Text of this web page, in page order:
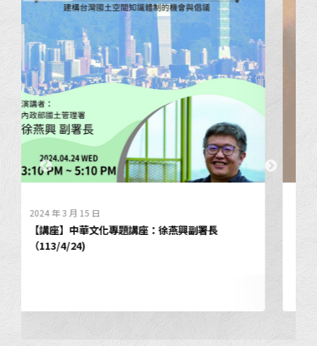
2024 年 3 月 15 日
【講座】中華文化專題講座：林尚毅建築師
（113/3/27)